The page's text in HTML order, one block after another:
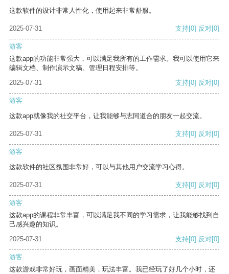
这款软件的设计非常人性化，使用起来非常舒服。
2025-07-31 支持[0] 反对[0]
游客
这款app的功能非常强大，可以满足我所有的工作需求。我可以使用它来
编辑文档、制作演示文稿、管理日程安排等。
2025-07-31
支持[0] 反对[0]
游客
这款app就像我的社交平台，让我能够与志同道合的朋友一起交流。
2025-07-31 支持[0] 反对[0]
游客
这款软件的社区氛围非常好，可以与其他用户交流学习心得。
2025-07-31 支持[0] 反对[0]
游客
这款app的课程非常丰富，可以满足我不同的学习需求，让我能够找到自
己感兴趣的知识。
2025-07-31
支持[0] 反对[0]
游客
这款游戏非常好玩，画面精美，玩法丰富。我已经玩了好几个小时，还